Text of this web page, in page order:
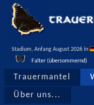
Stadium, Anfang August 2026 in
Falter (übersommernd)
Trauermantel
Über uns...